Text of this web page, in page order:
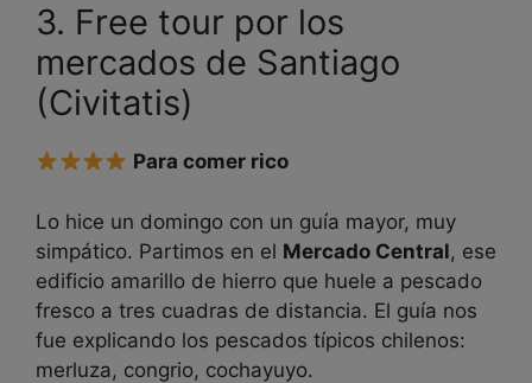
3. Free tour por los
mercados de Santiago
(Civitatis)
Para comer rico
Lo hice un domingo con un guía mayor, muy
simpático. Partimos en el Mercado Central, ese
edificio amarillo de hierro que huele a pescado
fresco a tres cuadras de distancia. El guía nos
fue explicando los pescados típicos chilenos:
merluza, congrio, cochayuyo.